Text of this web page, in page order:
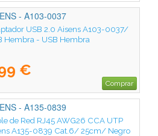
- A103-0037
USB 2.0 Aisens A103-0037/
Hembra - USB Hembra
€
Comprar
- A135-0839
de Red RJ45 AWG26 CCA UTP
A135-0839 Cat.6/ 25cm/ Negro